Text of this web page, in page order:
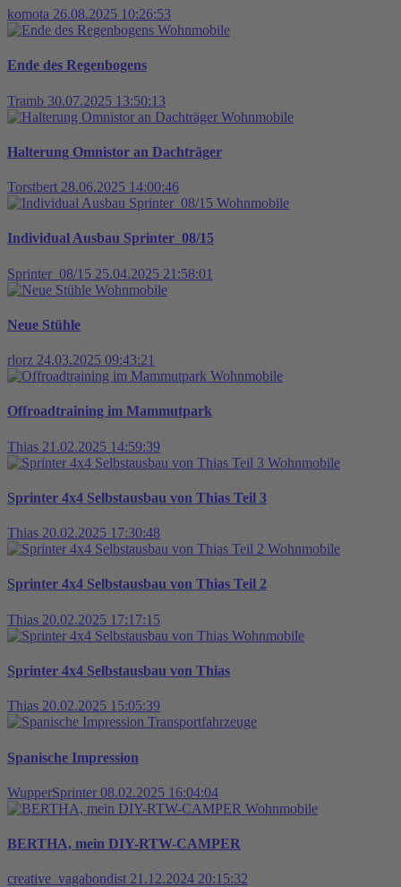
komota 26.08.2025 10:26:53
Wohnmobile
Ende des Regenbogens
Tramb 30.07.2025 13:50:13
Wohnmobile
Halterung Omnistor an Dachträger
Torstbert 28.06.2025 14:00:46
Wohnmobile
Individual Ausbau Sprinter_08/15
Sprinter_08/15 25.04.2025 21:58:01
Wohnmobile
Neue Stühle
rlorz 24.03.2025 09:43:21
Wohnmobile
Offroadtraining im Mammutpark
Thias 21.02.2025 14:59:39
Wohnmobile
Sprinter 4x4 Selbstausbau von Thias Teil 3
Thias 20.02.2025 17:30:48
Wohnmobile
Sprinter 4x4 Selbstausbau von Thias Teil 2
Thias 20.02.2025 17:17:15
Wohnmobile
Sprinter 4x4 Selbstausbau von Thias
Thias 20.02.2025 15:05:39
Transportfahrzeuge
Spanische Impression
WupperSprinter 08.02.2025 16:04:04
Wohnmobile
BERTHA, mein DIY-RTW-CAMPER
creative_vagabondist 21.12.2024 20:15:32